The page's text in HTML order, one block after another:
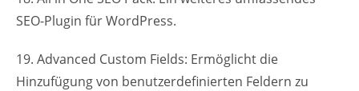
SEO-Plugin für WordPress.
19. Advanced Custom Fields: Ermöglicht die
Hinzufügung von benutzerdefinierten Feldern zu